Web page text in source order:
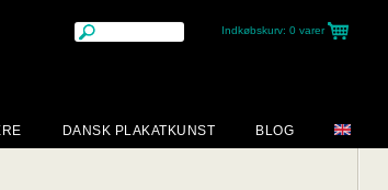
Indkøbskurv: 0 varer
DANSK PLAKATKUNST BLOG